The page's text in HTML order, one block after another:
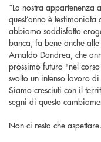
“La nostra appartenenza
quest’anno è
abbiamo soddisfatto
banca, fa bene anche
Arnaldo Dandrea, che
prossimo futuro "nel
svolto un intenso lavoro
Siamo cresciuti con il
segni di questo
Non ci resta che